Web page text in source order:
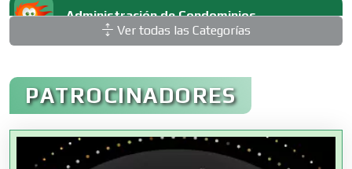
Administración de Condominios
Administración de Empresas
Agencias Aduanales
Ver todas las Categorías
PATROCINADORES